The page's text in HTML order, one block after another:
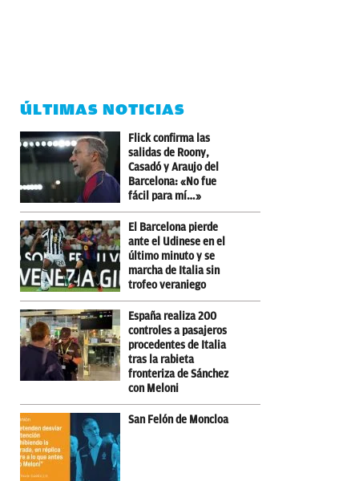
ÚLTIMAS NOTICIAS
Flick confirma las
salidas de Roony,
Casadó y Araujo del
Barcelona: «No fue
fácil para mí…»
El Barcelona pierde
ante el Udinese en el
último minuto y se
marcha de Italia sin
trofeo veraniego
España realiza 200
controles a pasajeros
procedentes de Italia
tras la rabieta
fronteriza de Sánchez
con Meloni
San Felón de Moncloa